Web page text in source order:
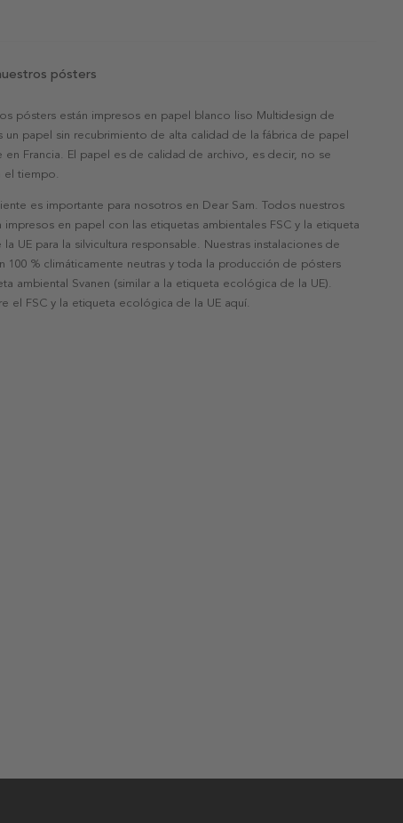
pósters
pósters están impresos en papel blanco liso Multidesign de
un papel sin recubrimiento de alta calidad de la fábrica de papel
en Francia. El papel es de calidad de archivo, es decir, no se
el tiempo.
es importante para nosotros en Dear Sam. Todos nuestros
impresos en papel con las etiquetas ambientales FSC y la etiqueta
UE para la silvicultura responsable. Nuestras instalaciones de
100 % climáticamente neutras y toda la producción de pósters
ambiental Svanen (similar a la etiqueta ecológica de la UE).
el FSC y la etiqueta ecológica de la UE aquí.